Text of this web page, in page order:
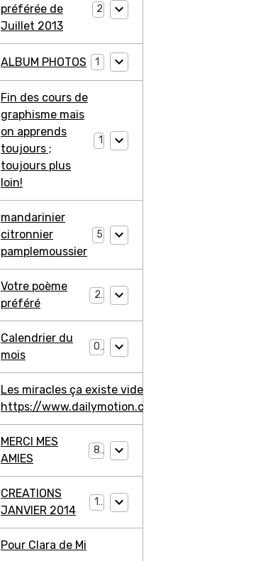
préférée de
Juillet 2013
2
ALBUM PHOTOS 1
Fin des cours de
graphisme mais
on apprends
toujours ;
toujours plus
loin!
1
mandarinier
citronnier
pamplemoussier
5
Votre poème
préféré
2
Calendrier du
mois
0
Les miracles ça existe video ma jambe avant
https://www.dailymotion.com/video/
MERCI MES
AMIES
8
CREATIONS
JANVIER 2014
11
Pour Clara de Mi